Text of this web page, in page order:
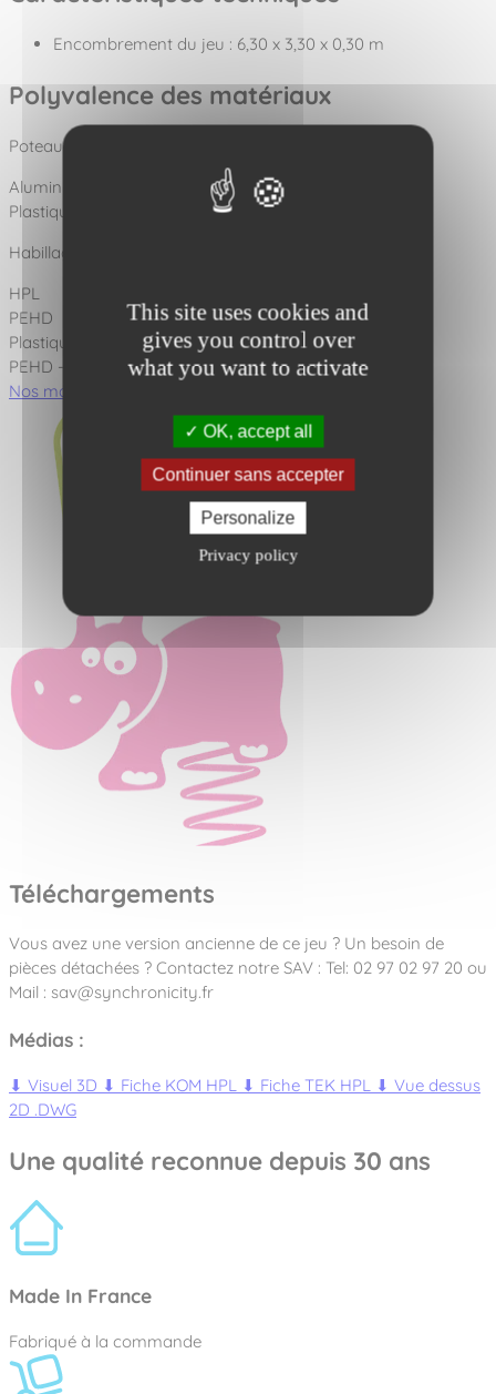
This site uses cookies and
gives you control over
what you want to activate
OK, accept all
Continuer sans accepter
Personalize
Privacy policy
Encombrement du jeu : 6,30 x 3,30 x 0,30 m
Polyvalence des matériaux
Poteaux disponibles en :
Aluminium
Plastique recyclé
Habillages disponibles en :
HPL
PEHD
Plastique recyclé
PEHD - HPL
Nos matériaux
Téléchargements
Vous avez une version ancienne de ce jeu ? Un besoin de
pièces détachées ? Contactez notre SAV : Tel: 02 97 02 97 20 ou
Mail : sav@synchronicity.fr
Médias :
⬇ Visuel 3D ⬇ Fiche KOM HPL ⬇ Fiche TEK HPL ⬇ Vue dessus
2D .DWG
Une qualité reconnue depuis 30 ans
Made In France
Fabriqué à la commande